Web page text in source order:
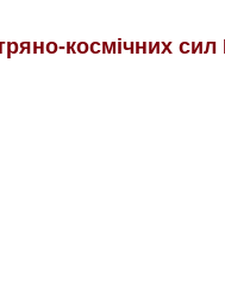
космічних сил